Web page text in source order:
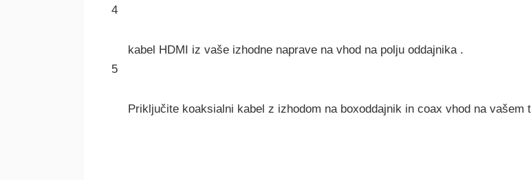
4
kabel HDMI iz vaše izhodne naprave na vhod na polju oddajnika .
5
Priključite koaksialni kabel z izhodom na boxoddajnik in coax vhod na vašem